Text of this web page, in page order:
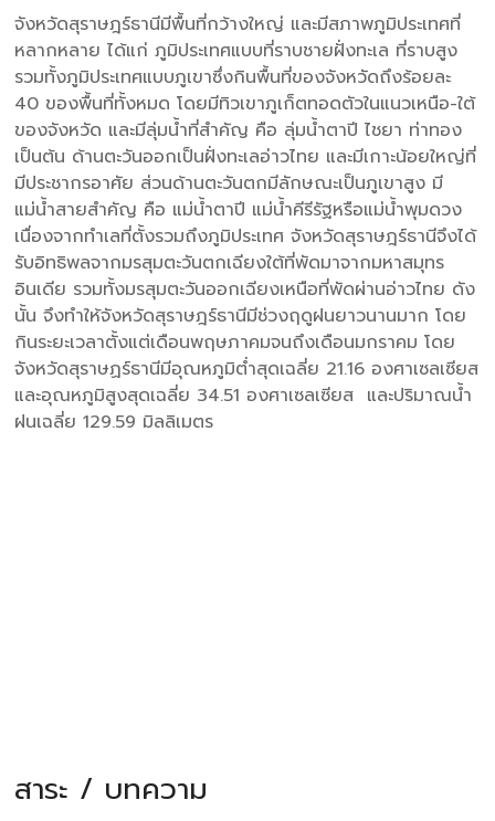
จังหวัดสุราษฎร์ธานีมีพื้นที่กว้างใหญ่ และมีสภาพภูมิประเทศที่
หลากหลาย ได้แก่ ภูมิประเทศแบบที่ราบชายฝั่งทะเล ที่ราบสูง
รวมทั้งภูมิประเทศแบบภูเขาซึ่งกินพื้นที่ของจังหวัดถึงร้อยละ
40 ของพื้นที่ทั้งหมด โดยมีทิวเขาภูเก็ตทอดตัวในแนวเหนือ-ใต้
ของจังหวัด และมีลุ่มน้ำที่สำคัญ คือ ลุ่มน้ำตาปี ไชยา ท่าทอง
เป็นต้น ด้านตะวันออกเป็นฝั่งทะเลอ่าวไทย และมีเกาะน้อยใหญ่ที่
มีประชากรอาศัย ส่วนด้านตะวันตกมีลักษณะเป็นภูเขาสูง มี
แม่น้ำสายสำคัญ คือ แม่น้ำตาปี แม่น้ำคีรีรัฐหรือแม่นํ้าพุมดวง
เนื่องจากทำเลที่ตั้งรวมถึงภูมิประเทศ จังหวัดสุราษฎร์ธานีจึงได้
รับอิทธิพลจากมรสุมตะวันตกเฉียงใต้ที่พัดมาจากมหาสมุทร
อินเดีย รวมทั้งมรสุมตะวันออกเฉียงเหนือที่พัดผ่านอ่าวไทย ดัง
นั้น จึงทำให้จังหวัดสุราษฎร์ธานีมีช่วงฤดูฝนยาวนานมาก โดย
กินระยะเวลาตั้งแต่เดือนพฤษภาคมจนถึงเดือนมกราคม โดย
จังหวัดสุราษฏร์ธานีมีอุณหภูมิต่ำสุดเฉลี่ย 21.16 องศาเซลเซียส
และอุณหภูมิสูงสุดเฉลี่ย 34.51 องศาเซลเซียส และปริมาณน้ำ
ฝนเฉลี่ย 129.59 มิลลิเมตร
สาระ / บทความ